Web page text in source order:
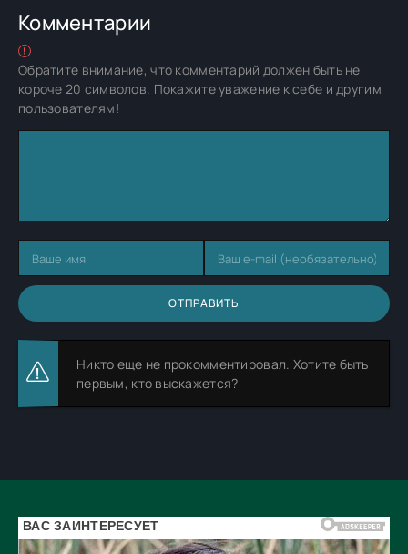
Комментарии
Обратите внимание, что комментарий должен быть не
короче 20 символов. Покажите уважение к себе и другим
пользователям!
ОТПРАВИТЬ
Никто еще не прокомментировал. Хотите быть
первым, кто выскажется?